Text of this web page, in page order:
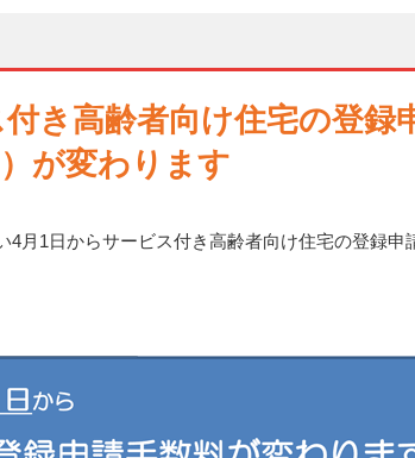
き高齢者向け住宅の登録
が変わります
4月1日からサービス付き高齢者向け住宅の登録申